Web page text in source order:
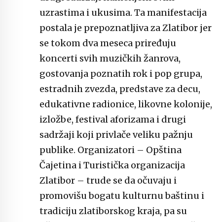
uzrastima i ukusima. Ta manifestacija
postala je prepoznatljiva za Zlatibor jer
se tokom dva meseca priređuju
koncerti svih muzičkih žanrova,
gostovanja poznatih rok i pop grupa,
estradnih zvezda, predstave za decu,
edukativne radionice, likovne kolonije,
izložbe, festival aforizama i drugi
sadržaji koji privlače veliku pažnju
publike. Organizatori – Opština
Čajetina i Turistička organizacija
Zlatibor – trude se da očuvaju i
promovišu bogatu kulturnu baštinu i
tradiciju zlatiborskog kraja, pa su